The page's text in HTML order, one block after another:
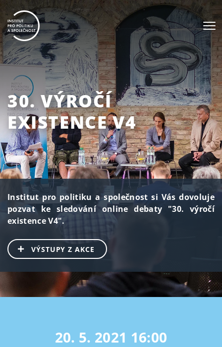
30. VÝROČÍ
EXISTENCE V4
Institut pro politiku a společnost si Vás dovoluje
pozvat ke sledování online debaty "30. výročí
existence V4".
VÝSTUPY Z AKCE
20. 5. 2021 16:00